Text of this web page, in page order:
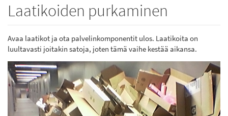
Laatikoiden purkaminen
Avaa laatikot ja ota palvelinkomponentit ulos. Laatikoita on
luultavasti joitakin satoja, joten tämä vaihe kestää aikansa.